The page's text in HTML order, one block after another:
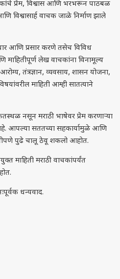
प्रेम, विश्वास आणि भरभरून पाठबळ
वाचक जाळे निर्माण झाले
आणि प्रसार करणे तसेच विविध
माहितीपूर्ण लेख वाचकांना विनामूल्य
तंत्रज्ञान, व्यवसाय, शासन योजना,
माहिती आम्ही सातत्याने
नसून मराठी भाषेवर प्रेम करणाऱ्या
आपल्या सततच्या सहकार्यामुळे आणि
पुढे चालू ठेवू शकलो आहोत.
माहिती मराठी वाचकांपर्यंत
धन्यवाद.